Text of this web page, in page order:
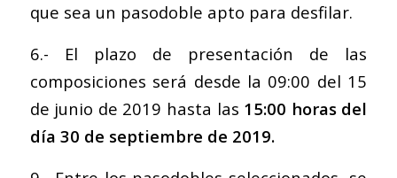
que sea un pasodoble apto para desfilar.
6.- El plazo de presentación de las
composiciones será desde la 09:00 del 15
de junio de 2019 hasta las 15:00 horas del
día 30 de septiembre de 2019.